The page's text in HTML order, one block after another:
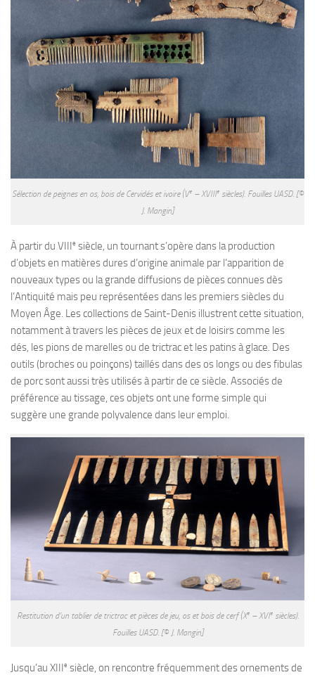
Sélection de peignes en os, bois de Cervidés et ivoire (Ve– XVIIIesiècles). Fouilles UASD. [©
J. Mangin]
À partir du VIIIe siècle, un tournant s’opère dans la production
d’objets en matières dures d’origine animale par l’apparition de
nouveaux types ou la grande diffusions de pièces connues dès
l’Antiquité mais peu représentées dans les premiers siècles du
Moyen Âge. Les collections de Saint-Denis illustrent cette situation,
notamment à travers les pièces de jeux et de loisirs comme les
dés, les pions de marelles ou de trictrac et les patins à glace. Des
outils (broches ou poinçons) taillés dans des os longs ou des fibulas
de porc sont aussi très utilisés à partir de ce siècle. Associés de
préférence au tissage, ces objets ont une forme simple qui
suggère une grande polyvalence dans leur emploi.
Restitution d’un tablier de trictrac et pièces de jeu, os et bois de cerf (Xe– XVIesiècles).
Fouilles UASD. [© J. Mangin]
Jusqu’au XIIIe siècle, on rencontre fréquemment des ornements de